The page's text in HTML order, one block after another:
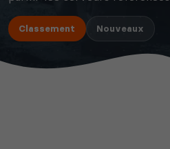
Classement Nouveaux